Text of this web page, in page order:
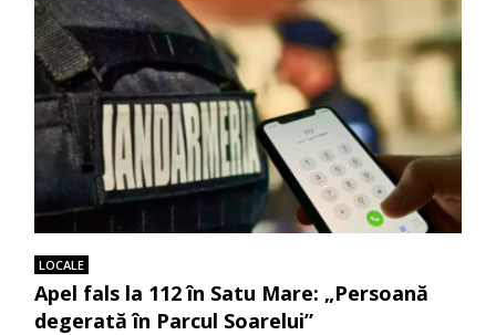
LOCALE
Apel fals la 112 în Satu Mare: „Persoană
degerată în Parcul Soarelui”